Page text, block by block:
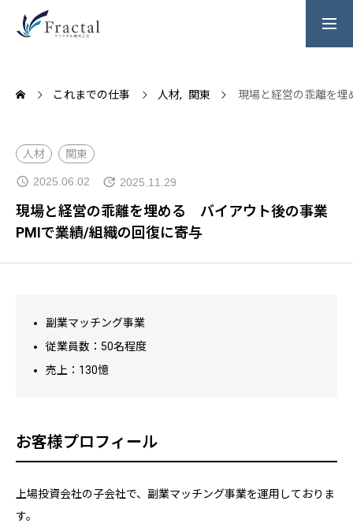
お問い合わせ
これまでの仕事 人材 関東 現場と経営の乖離を
人材 関東
2025.06.02 2025.11.29
現場と経営の乖離を埋める バイアウト後の事業
PMIで業績/組織の回復に寄与
副業マッチング事業
従業員数：50名程度
売上：130憶
お客様プロフィール
上場投資会社の子会社で、副業マッチング事業を運用しておりま
す。